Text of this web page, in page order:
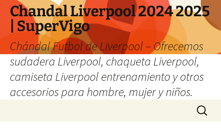
Chandal Liverpool 2024 2025
| SuperVigo
Chándal Futbol de Liverpool – Ofrecemos
sudadera Liverpool, chaqueta Liverpool,
camiseta Liverpool entrenamiento y otros
accesorios para hombre, mujer y niños.
Buscar: